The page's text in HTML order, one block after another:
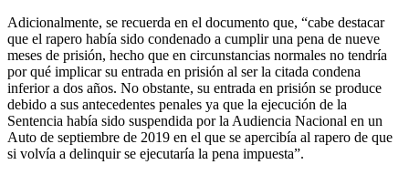
Adicionalmente, se recuerda en el documento que, “cabe destacar
que el rapero había sido condenado a cumplir una pena de nueve
meses de prisión, hecho que en circunstancias normales no tendría
por qué implicar su entrada en prisión al ser la citada condena
inferior a dos años. No obstante, su entrada en prisión se produce
debido a sus antecedentes penales ya que la ejecución de la
Sentencia había sido suspendida por la Audiencia Nacional en un
Auto de septiembre de 2019 en el que se apercibía al rapero de que
si volvía a delinquir se ejecutaría la pena impuesta”.